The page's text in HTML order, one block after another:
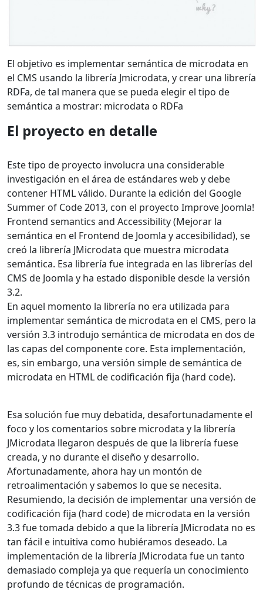
El objetivo es implementar semántica de microdata en
el CMS usando la librería Jmicrodata, y crear una librería
RDFa, de tal manera que se pueda elegir el tipo de
semántica a mostrar: microdata o RDFa
El proyecto en detalle
Este tipo de proyecto involucra una considerable
investigación en el área de estándares web y debe
contener HTML válido. Durante la edición del Google
Summer of Code 2013, con el proyecto Improve Joomla!
Frontend semantics and Accessibility (Mejorar la
semántica en el Frontend de Joomla y accesibilidad), se
creó la librería JMicrodata que muestra microdata
semántica. Esa librería fue integrada en las librerías del
CMS de Joomla y ha estado disponible desde la versión
3.2.
En aquel momento la librería no era utilizada para
implementar semántica de microdata en el CMS, pero la
versión 3.3 introdujo semántica de microdata en dos de
las capas del componente core. Esta implementación,
es, sin embargo, una versión simple de semántica de
microdata en HTML de codificación fija (hard code).
Esa solución fue muy debatida, desafortunadamente el
foco y los comentarios sobre microdata y la librería
JMicrodata llegaron después de que la librería fuese
creada, y no durante el diseño y desarrollo.
Afortunadamente, ahora hay un montón de
retroalimentación y sabemos lo que se necesita.
Resumiendo, la decisión de implementar una versión de
codificación fija (hard code) de microdata en la versión
3.3 fue tomada debido a que la librería JMicrodata no es
tan fácil e intuitiva como hubiéramos deseado. La
implementación de la librería JMicrodata fue un tanto
demasiado compleja ya que requería un conocimiento
profundo de técnicas de programación.